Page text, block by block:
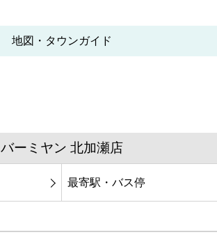
地図・タウンガイド
バーミヤン 北加瀬店
最寄駅・バス停